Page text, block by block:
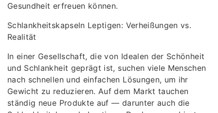
Gesundheit erfreuen können.
Schlankheitskapseln Leptigen: Verheißungen vs.
Realität
In einer Gesellschaft, die von Idealen der Schönheit
und Schlankheit geprägt ist, suchen viele Menschen
nach schnellen und einfachen Lösungen, um ihr
Gewicht zu reduzieren. Auf dem Markt tauchen
ständig neue Produkte auf — darunter auch die